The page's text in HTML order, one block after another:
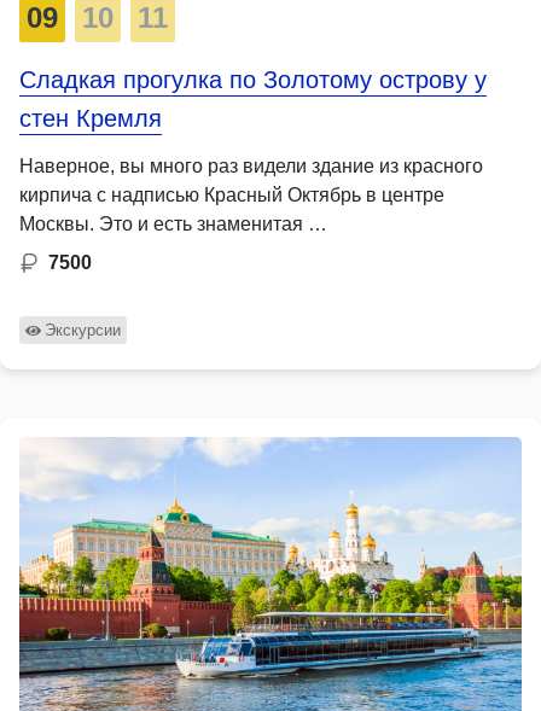
09 10 11
Сладкая прогулка по Золотому острову у
стен Кремля
Наверное, вы много раз видели здание из красного
кирпича с надписью Красный Октябрь в центре
Москвы. Это и есть знаменитая …
7500
Экскурсии